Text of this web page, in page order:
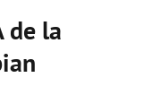
de la